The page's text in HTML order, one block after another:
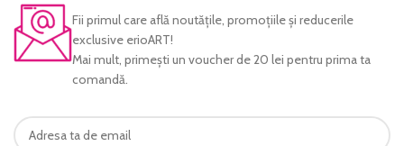
Fii primul care află noutăţile, promoţiile şi reducerile
exclusive erioART!
Mai mult, primeşti un voucher de 20 lei pentru prima ta
comandă.